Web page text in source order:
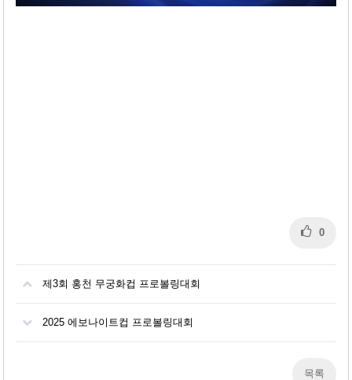
0
제3회 홍천 무궁화컵 프로볼링대회
2025 에보나이트컵 프로볼링대회
목록